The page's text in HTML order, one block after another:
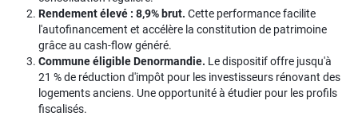
Rendement élevé : 8,9% brut. Cette performance facilite
l'autofinancement et accélère la constitution de patrimoine
grâce au cash-flow généré.
Commune éligible Denormandie. Le dispositif offre jusqu'à
21 % de réduction d'impôt pour les investisseurs rénovant des
logements anciens. Une opportunité à étudier pour les profils
fiscalisés.